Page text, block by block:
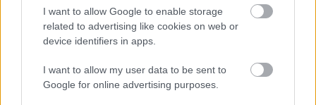
I want to allow Google to enable storage
related to advertising like cookies on web or
device identifiers in apps.
I want to allow my user data to be sent to
Google for online advertising purposes.